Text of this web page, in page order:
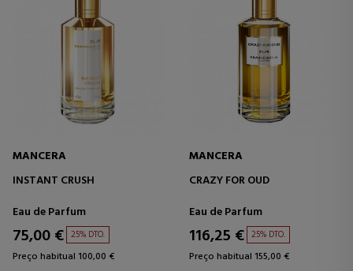
MANCERA
INSTANT CRUSH
Eau de Parfum
75,00 € 25% DTO.
Preço habitual 100,00 €
MANCERA
CRAZY FOR OUD
Eau de Parfum
116,25 € 25% DTO.
Preço habitual 155,00 €